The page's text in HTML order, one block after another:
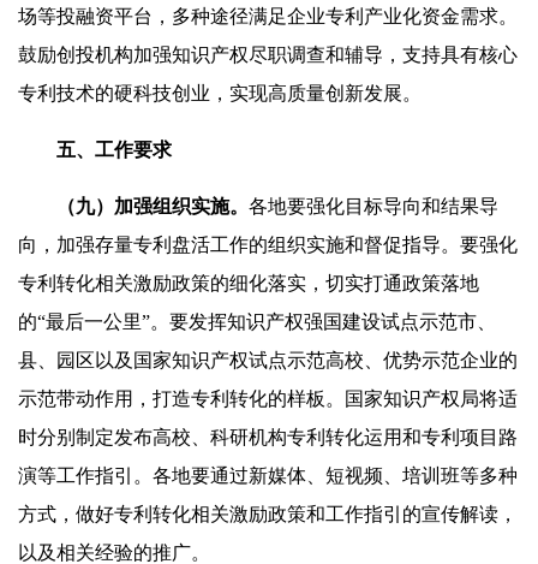
场等投融资平台，多种途径满足企业专利产业化资金需求。
鼓励创投机构加强知识产权尽职调查和辅导，支持具有核心
专利技术的硬科技创业，实现高质量创新发展。
五、工作要求
（九）加强组织实施。 各地要强化目标导向和结果导
向，加强存量专利盘活工作的组织实施和督促指导。要强化
专利转化相关激励政策的细化落实，切实打通政策落地
的“最后一公里”。要发挥知识产权强国建设试点示范市、
县、园区以及国家知识产权试点示范高校、优势示范企业的
示范带动作用，打造专利转化的样板。国家知识产权局将适
时分别制定发布高校、科研机构专利转化运用和专利项目路
演等工作指引。各地要通过新媒体、短视频、培训班等多种
方式，做好专利转化相关激励政策和工作指引的宣传解读，
以及相关经验的推广。